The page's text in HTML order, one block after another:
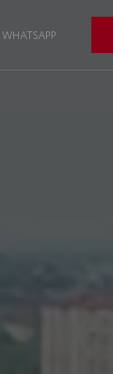
WHATSAPP